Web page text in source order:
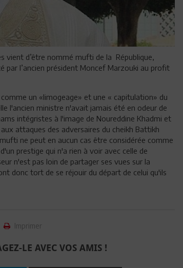
vient d’être nommé mufti de la République,
par l’ancien président Moncef Marzouki au profit
un «limogeage» et une « capitulation» du
l'ancien ministre n'avait jamais été en odeur de
intégristes à l'image de Noureddine Khadmi et
attaques des adversaires du cheikh Battikh
ne peut en aucun cas être considérée comme
prestige qui n'a rien à voir avec celle de
n'est pas loin de partager ses vues sur la
donc tort de se réjouir du départ de celui qu'ils
Imprimer
LE AVEC VOS AMIS !